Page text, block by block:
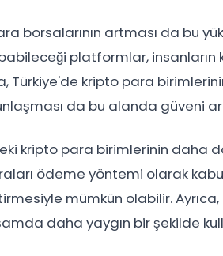
borsalarının artması da bu
platformlar,
Türkiye'de kripto para
da bu alanda güveni
kripto para birimlerinin daha
ödeme yöntemi olarak
mümkün olabilir.
daha yaygın bir şekilde